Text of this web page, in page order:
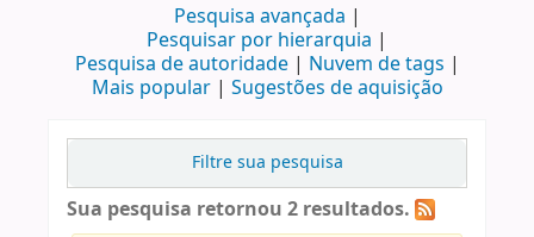
Pesquisa avançada
Pesquisar por hierarquia
Pesquisa de autoridade
Nuvem de tags
Mais popular
Sugestões de aquisição
Filtre sua pesquisa
Sua pesquisa retornou 2 resultados.